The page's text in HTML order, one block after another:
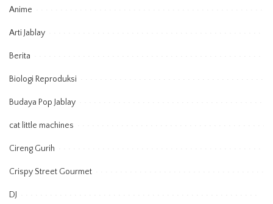
Anime
Arti Jablay
Berita
Biologi Reproduksi
Budaya Pop Jablay
cat little machines
Cireng Gurih
Crispy Street Gourmet
DJ